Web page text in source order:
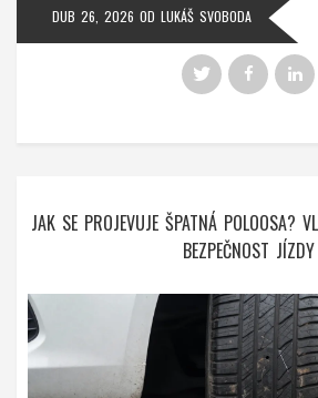
DUB 26, 2026 OD LUKÁŠ SVOBODA
JAK SE PROJEVUJE ŠPATNÁ POLOOSA?
BEZPEČNOST JÍZDY